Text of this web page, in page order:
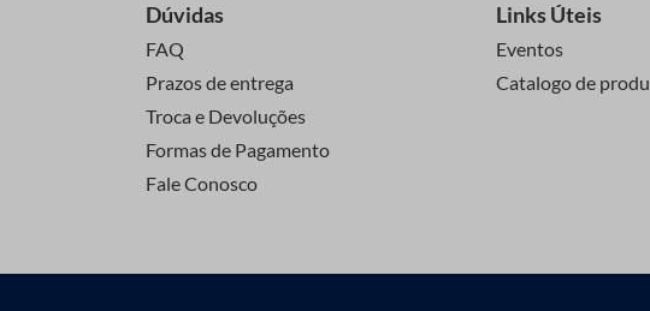
Dúvidas
FAQ
Prazos de entrega
Troca e Devoluções
Formas de Pagamento
Fale Conosco
Links Úteis
Eventos
Catalogo de